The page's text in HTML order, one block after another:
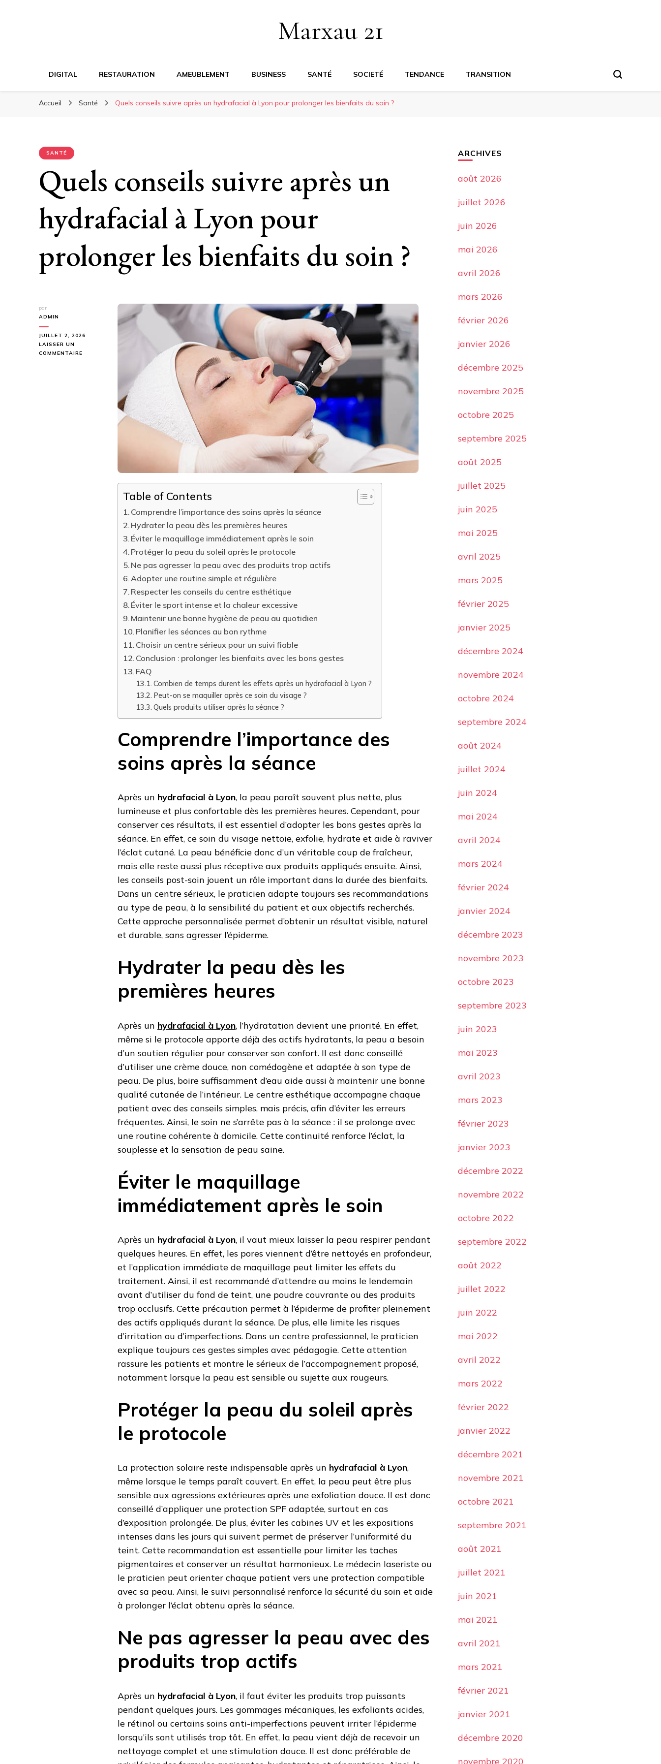
Marxau 21
DIGITAL RESTAURATION AMEUBLEMENT BUSINESS SANTÉ SOCIETÉ TENDANCE TRANSITION
Accueil Santé Quels conseils suivre après un hydrafacial à Lyon pour prolonger les bienfaits du soin ?
SANTÉ
Quels conseils suivre après un
hydrafacial à Lyon pour
prolonger les bienfaits du soin ?
par
ADMIN
JUILLET 2, 2026
LAISSER UN
COMMENTAIRE
HYDRAFACIAL
Table of Contents
Comprendre l’importance des soins après la séance
Hydrater la peau dès les premières heures
Éviter le maquillage immédiatement après le soin
Protéger la peau du soleil après le protocole
Ne pas agresser la peau avec des produits trop actifs
Adopter une routine simple et régulière
Respecter les conseils du centre esthétique
Éviter le sport intense et la chaleur excessive
Maintenir une bonne hygiène de peau au quotidien
Planifier les séances au bon rythme
Choisir un centre sérieux pour un suivi fiable
Conclusion : prolonger les bienfaits avec les bons gestes
FAQ
Combien de temps durent les effets après un hydrafacial à Lyon ?
Peut-on se maquiller après ce soin du visage ?
Quels produits utiliser après la séance ?
Comprendre l’importance des
soins après la séance
Après un hydrafacial à Lyon, la peau paraît souvent plus nette, plus
lumineuse et plus confortable dès les premières heures. Cependant, pour
conserver ces résultats, il est essentiel d’adopter les bons gestes après la
séance. En effet, ce soin du visage nettoie, exfolie, hydrate et aide à raviver
l’éclat cutané. La peau bénéficie donc d’un véritable coup de fraîcheur,
mais elle reste aussi plus réceptive aux produits appliqués ensuite. Ainsi,
les conseils post-soin jouent un rôle important dans la durée des bienfaits.
Dans un centre sérieux, le praticien adapte toujours ses recommandations
au type de peau, à la sensibilité du patient et aux objectifs recherchés.
Cette approche personnalisée permet d’obtenir un résultat visible, naturel
et durable, sans agresser l’épiderme.
Hydrater la peau dès les
premières heures
Après un hydrafacial à Lyon, l’hydratation devient une priorité. En effet,
même si le protocole apporte déjà des actifs hydratants, la peau a besoin
d’un soutien régulier pour conserver son confort. Il est donc conseillé
d’utiliser une crème douce, non comédogène et adaptée à son type de
peau. De plus, boire suffisamment d’eau aide aussi à maintenir une bonne
qualité cutanée de l’intérieur. Le centre esthétique accompagne chaque
patient avec des conseils simples, mais précis, afin d’éviter les erreurs
fréquentes. Ainsi, le soin ne s’arrête pas à la séance : il se prolonge avec
une routine cohérente à domicile. Cette continuité renforce l’éclat, la
souplesse et la sensation de peau saine.
Éviter le maquillage
immédiatement après le soin
Après un hydrafacial à Lyon, il vaut mieux laisser la peau respirer pendant
quelques heures. En effet, les pores viennent d’être nettoyés en profondeur,
et l’application immédiate de maquillage peut limiter les effets du
traitement. Ainsi, il est recommandé d’attendre au moins le lendemain
avant d’utiliser du fond de teint, une poudre couvrante ou des produits
trop occlusifs. Cette précaution permet à l’épiderme de profiter pleinement
des actifs appliqués durant la séance. De plus, elle limite les risques
d’irritation ou d’imperfections. Dans un centre professionnel, le praticien
explique toujours ces gestes simples avec pédagogie. Cette attention
rassure les patients et montre le sérieux de l’accompagnement proposé,
notamment lorsque la peau est sensible ou sujette aux rougeurs.
Protéger la peau du soleil après
le protocole
La protection solaire reste indispensable après un hydrafacial à Lyon,
même lorsque le temps paraît couvert. En effet, la peau peut être plus
sensible aux agressions extérieures après une exfoliation douce. Il est donc
conseillé d’appliquer une protection SPF adaptée, surtout en cas
d’exposition prolongée. De plus, éviter les cabines UV et les expositions
intenses dans les jours qui suivent permet de préserver l’uniformité du
teint. Cette recommandation est essentielle pour limiter les taches
pigmentaires et conserver un résultat harmonieux. Le médecin laseriste ou
le praticien peut orienter chaque patient vers une protection compatible
avec sa peau. Ainsi, le suivi personnalisé renforce la sécurité du soin et aide
à prolonger l’éclat obtenu après la séance.
Ne pas agresser la peau avec des
produits trop actifs
Après un hydrafacial à Lyon, il faut éviter les produits trop puissants
pendant quelques jours. Les gommages mécaniques, les exfoliants acides,
le rétinol ou certains soins anti-imperfections peuvent irriter l’épiderme
lorsqu’ils sont utilisés trop tôt. En effet, la peau vient déjà de recevoir un
nettoyage complet et une stimulation douce. Il est donc préférable de
ARCHIVES
août 2026
juillet 2026
juin 2026
mai 2026
avril 2026
mars 2026
février 2026
janvier 2026
décembre 2025
novembre 2025
octobre 2025
septembre 2025
août 2025
juillet 2025
juin 2025
mai 2025
avril 2025
mars 2025
février 2025
janvier 2025
décembre 2024
novembre 2024
octobre 2024
septembre 2024
août 2024
juillet 2024
juin 2024
mai 2024
avril 2024
mars 2024
février 2024
janvier 2024
décembre 2023
novembre 2023
octobre 2023
septembre 2023
juin 2023
mai 2023
avril 2023
mars 2023
février 2023
janvier 2023
décembre 2022
novembre 2022
octobre 2022
septembre 2022
août 2022
juillet 2022
juin 2022
mai 2022
avril 2022
mars 2022
février 2022
janvier 2022
décembre 2021
novembre 2021
octobre 2021
septembre 2021
août 2021
juillet 2021
juin 2021
mai 2021
avril 2021
mars 2021
février 2021
janvier 2021
décembre 2020
novembre 2020